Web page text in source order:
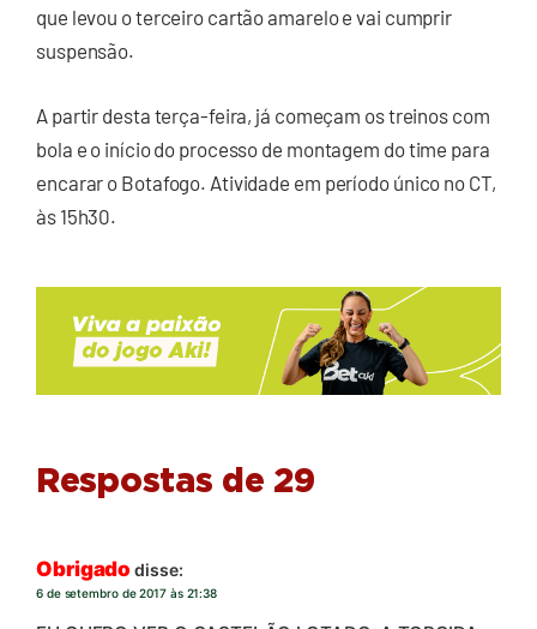
que levou o terceiro cartão amarelo e vai cumprir
suspensão.
A partir desta terça-feira, já começam os treinos com
bola e o início do processo de montagem do time para
encarar o Botafogo. Atividade em período único no CT,
às 15h30.
Respostas de 29
Obrigado disse:
6 de setembro de 2017 às 21:38